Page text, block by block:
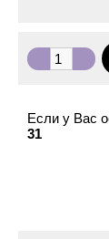
Если у Вас
31